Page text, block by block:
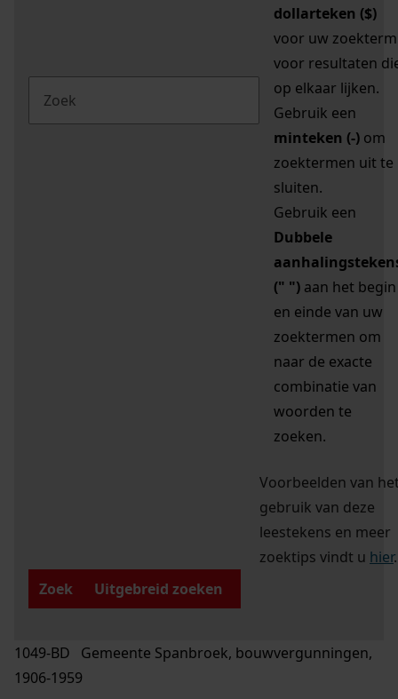
dollarteken ($)
voor uw zoekterm
voor resultaten
op elkaar lijken.
Gebruik een
minteken (-) om
zoektermen uit te
sluiten.
Gebruik een
Dubbele
(" ") aan het begin
en einde van uw
zoektermen om
naar de exacte
combinatie van
woorden te
zoeken.
Voorbeelden van
gebruik van deze
leestekens en meer
zoektips vindt u hier.
Zoek
Uitgebreid zoeken
1049-BD Gemeente Spanbroek, bouwvergunningen,
1906-1959